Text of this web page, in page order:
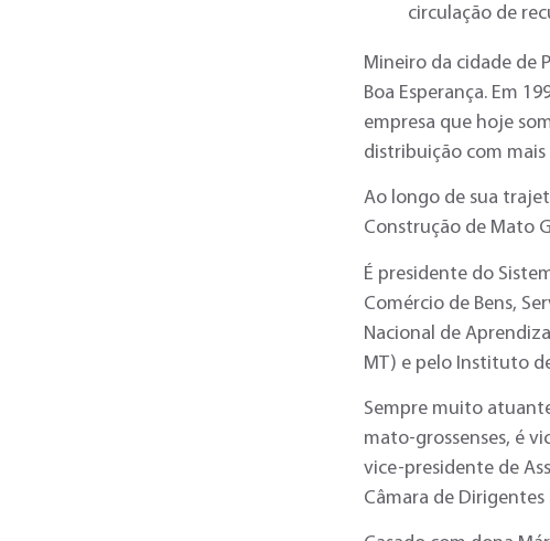
circulação de
Mineiro da cidade de
Boa Esperança. Em
empresa que hoje
distribuição com
Ao longo de sua
Construção de Mato
É presidente do
Comércio de Bens,
Nacional de
MT) e pelo Instituto
Sempre muito
mato-grossenses, é
vice-presidente de
Câmara de Dirigentes